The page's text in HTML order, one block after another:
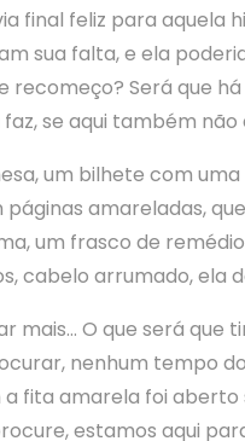
final feliz para aquela
sua falta, e ela
recomeço? Será que
se aqui também
um bilhete com
páginas amareladas,
um frasco de
cabelo arrumado, ela
mais… O que será que
nenhum tempo
fita amarela foi aberto
estamos aqui